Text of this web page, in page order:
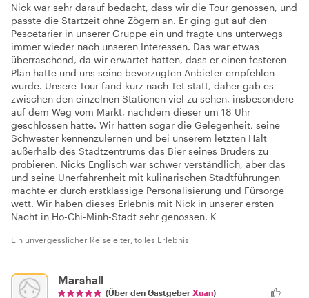
Nick war sehr darauf bedacht, dass wir die Tour genossen, und
passte die Startzeit ohne Zögern an. Er ging gut auf den
Pescetarier in unserer Gruppe ein und fragte uns unterwegs
immer wieder nach unseren Interessen. Das war etwas
überraschend, da wir erwartet hatten, dass er einen festeren
Plan hätte und uns seine bevorzugten Anbieter empfehlen
würde. Unsere Tour fand kurz nach Tet statt, daher gab es
zwischen den einzelnen Stationen viel zu sehen, insbesondere
auf dem Weg vom Markt, nachdem dieser um 18 Uhr
geschlossen hatte. Wir hatten sogar die Gelegenheit, seine
Schwester kennenzulernen und bei unserem letzten Halt
außerhalb des Stadtzentrums das Bier seines Bruders zu
probieren. Nicks Englisch war schwer verständlich, aber das
und seine Unerfahrenheit mit kulinarischen Stadtführungen
machte er durch erstklassige Personalisierung und Fürsorge
wett. Wir haben dieses Erlebnis mit Nick in unserer ersten
Nacht in Ho-Chi-Minh-Stadt sehr genossen. K
Ein unvergesslicher Reiseleiter, tolles Erlebnis
Marshall
(Über den Gastgeber Xuan)